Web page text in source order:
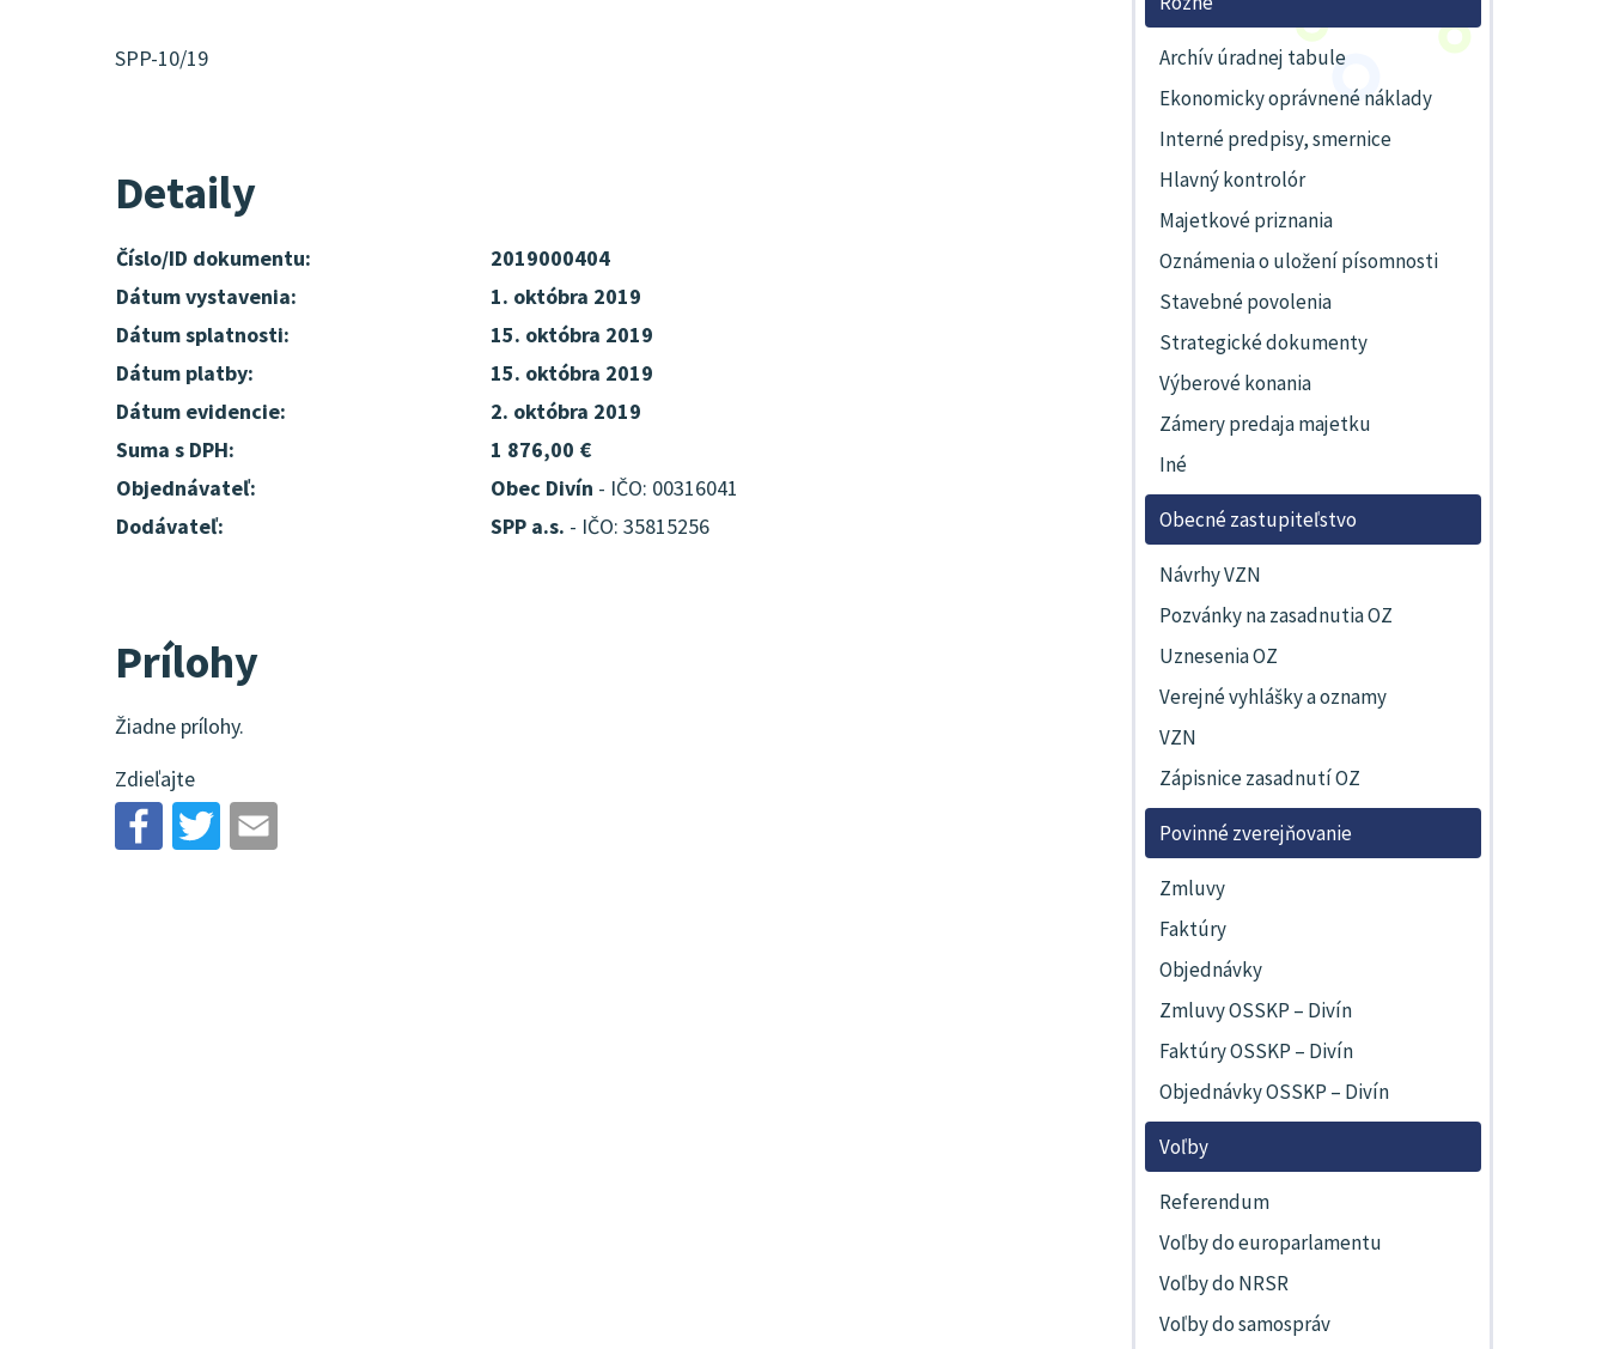
SPP-10/19
Detaily
Číslo/ID dokumentu:
2019000404
Dátum vystavenia:
1. októbra 2019
Dátum splatnosti:
15. októbra 2019
Dátum platby:
15. októbra 2019
Dátum evidencie:
2. októbra 2019
Suma s DPH:
1 876,00 €
Objednávateľ:
Obec Divín - IČO: 00316041
Dodávateľ:
SPP a.s. - IČO: 35815256
Prílohy
Žiadne prílohy.
Zdieľajte
Archív úradnej tabule
Ekonomicky oprávnené náklady
Interné predpisy, smernice
Hlavný kontrolór
Majetkové priznania
Oznámenia o uložení písomnosti
Stavebné povolenia
Strategické dokumenty
Výberové konania
Zámery predaja majetku
Iné
Obecné zastupiteľstvo
Návrhy VZN
Pozvánky na zasadnutia OZ
Uznesenia OZ
Verejné vyhlášky a oznamy
VZN
Zápisnice zasadnutí OZ
Povinné zverejňovanie
Zmluvy
Faktúry
Objednávky
Zmluvy OSSKP – Divín
Faktúry OSSKP – Divín
Objednávky OSSKP – Divín
Voľby
Referendum
Voľby do europarlamentu
Voľby do NRSR
Voľby do samospráv